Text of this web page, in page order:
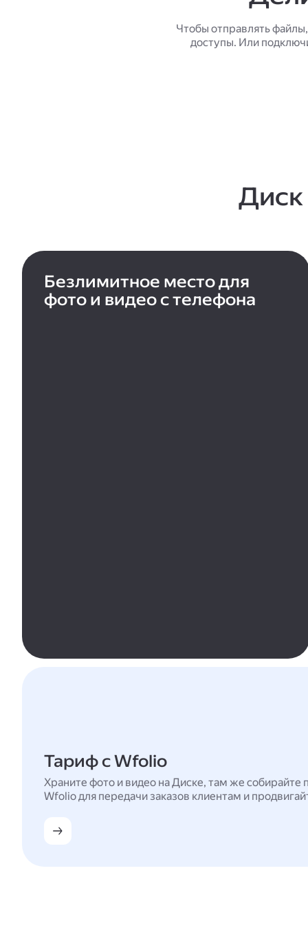
Чтобы отправлять
доступы. Или
Диск
Безлимитное место для
фото и видео с телефона
Тариф с Wfolio
Храните фото и видео на Диске, там же собирайте
Wfolio для передачи заказов клиентам и